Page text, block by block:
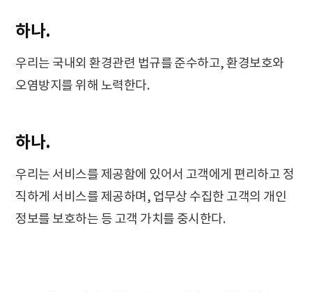
하나.
우리는 국내외 환경관련 법규를 준수하고, 환경보호와
오염방지를 위해 노력한다.
하나.
우리는 서비스를 제공함에 있어서 고객에게 편리하고 정
직하게 서비스를 제공하며, 업무상 수집한 고객의 개인
정보를 보호하는 등 고객 가치를 중시한다.